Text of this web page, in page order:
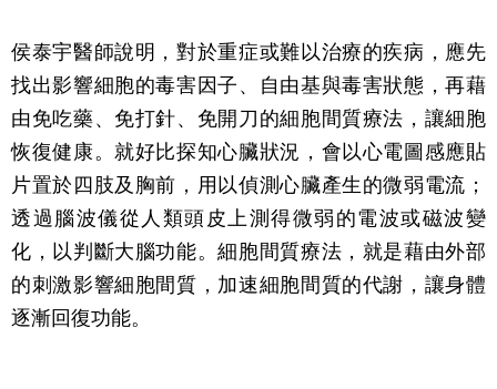
侯泰宇醫師說明，對於重症或難以治療的疾病，應先
找出影響細胞的毒害因子、自由基與毒害狀態，再藉
由免吃藥、免打針、免開刀的細胞間質療法，讓細胞
恢復健康。就好比探知心臟狀況，會以心電圖感應貼
片置於四肢及胸前，用以偵測心臟產生的微弱電流；
透過腦波儀從人類頭皮上測得微弱的電波或磁波變
化，以判斷大腦功能。細胞間質療法，就是藉由外部
的刺激影響細胞間質，加速細胞間質的代謝，讓身體
逐漸回復功能。